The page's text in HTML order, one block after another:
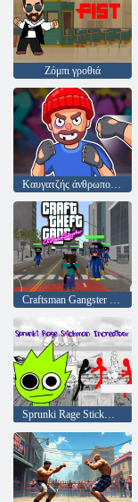
Ζόμπι γροθιά
Καυγατζής άνθρωπος γροθιά της μανίας
Craftsman Gangster Theft Auto